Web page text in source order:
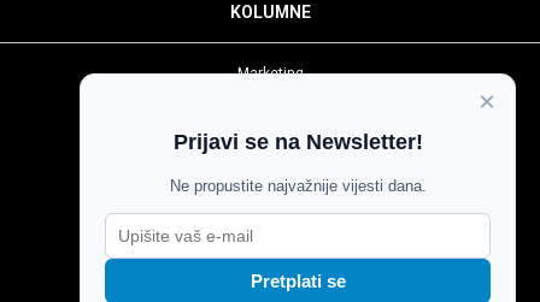
KOLUMNE
Marketing
Impressum
Pravila komentiranja
Agroglas
×
Prijavi se na Newsletter!
Ne propustite najvažnije vijesti dana.
Pretplati se